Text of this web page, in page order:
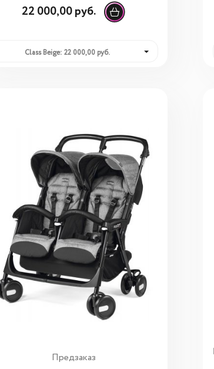
22 000,00 руб.
Class Beige: 22 000,00 руб.
Предзаказ